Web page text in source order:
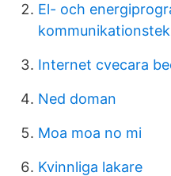
El- och
Internet cvecara
Ned doman
Moa moa no mi
Kvinnliga lakare